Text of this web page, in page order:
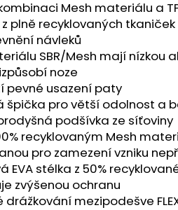
Mesh materiálu a
plně recyklovaných tkaniček
návleků
SBR/Mesh mají nízkou
noze
pevné usazení paty
špička pro větší odolnost a
podšívka ze síťoviny
recyklovaným Mesh
pro zamezení vzniku
EVA stélka z 50%
zvýšenou ochranu
drážkování mezipodešve
KYPE PRO - ZELENÁ